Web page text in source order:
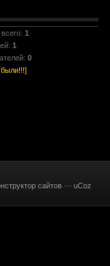
1
1
0
сайтов — uCoz